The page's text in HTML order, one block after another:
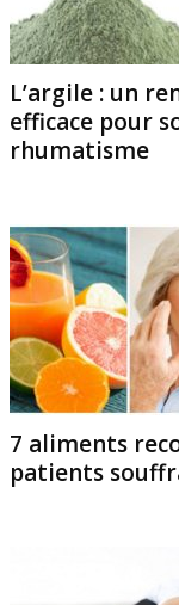
L’argile : un
efficace pour
rhumatisme
7 aliments
patients